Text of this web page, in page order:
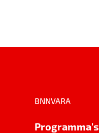
BNNVARA
Programma's